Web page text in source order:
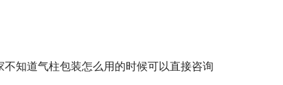
知道气柱包装怎么用的时候可以直接咨询